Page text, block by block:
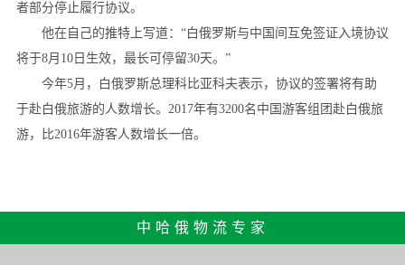
者部分停止履行协议。
他在自己的推特上写道：“白俄罗斯与中国间互免签证入境协议
将于8月10日生效，最长可停留30天。”
今年5月，白俄罗斯总理科比亚科夫表示，协议的签署将有助
于赴白俄旅游的人数增长。2017年有3200名中国游客组团赴白俄旅
游，比2016年游客人数增长一倍。
中哈俄物流专家